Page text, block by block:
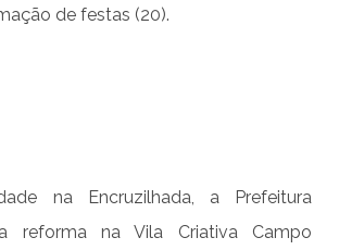
de festas (20).
na Encruzilhada, a Prefeitura
reforma na Vila Criativa Campo